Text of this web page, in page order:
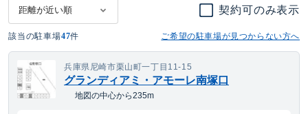
契約可のみ表示
該当の駐車場47件 ご希望の駐車場が見つからない方へ
兵庫県尼崎市栗山町一丁目11-15
グランディアミ・アモーレ南塚口
地図の中心から235m